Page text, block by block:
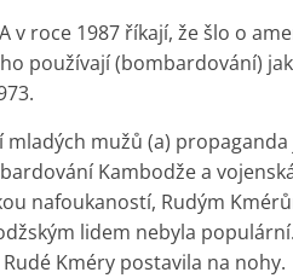
v roce 1987 říkají, že šlo o
používají (bombardování)
mužů (a)
Kambodže a
nafoukaností, Rudým
lidem nebyla
Kméry postavila na nohy.